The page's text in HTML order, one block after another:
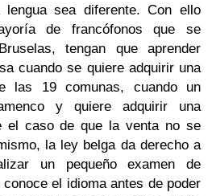
sea diferente. Con ello
de francófonos que se
tengan que aprender
cuando se quiere adquirir una
las 19 comunas, cuando un
y quiere adquirir una
el caso de que la venta no se
la ley belga da derecho a
un pequeño examen de
el idioma antes de poder